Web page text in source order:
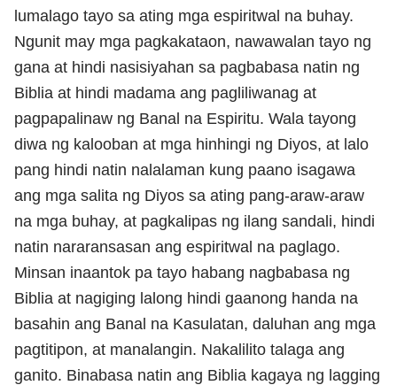
lumalago tayo sa ating mga espiritwal na buhay.
Ngunit may mga pagkakataon, nawawalan tayo ng
gana at hindi nasisiyahan sa pagbabasa natin ng
Biblia at hindi madama ang pagliliwanag at
pagpapalinaw ng Banal na Espiritu. Wala tayong
diwa ng kalooban at mga hinhingi ng Diyos, at lalo
pang hindi natin nalalaman kung paano isagawa
ang mga salita ng Diyos sa ating pang-araw-araw
na mga buhay, at pagkalipas ng ilang sandali, hindi
natin nararansasan ang espiritwal na paglago.
Minsan inaantok pa tayo habang nagbabasa ng
Biblia at nagiging lalong hindi gaanong handa na
basahin ang Banal na Kasulatan, daluhan ang mga
pagtitipon, at manalangin. Nakalilito talaga ang
ganito. Binabasa natin ang Biblia kagaya ng lagging